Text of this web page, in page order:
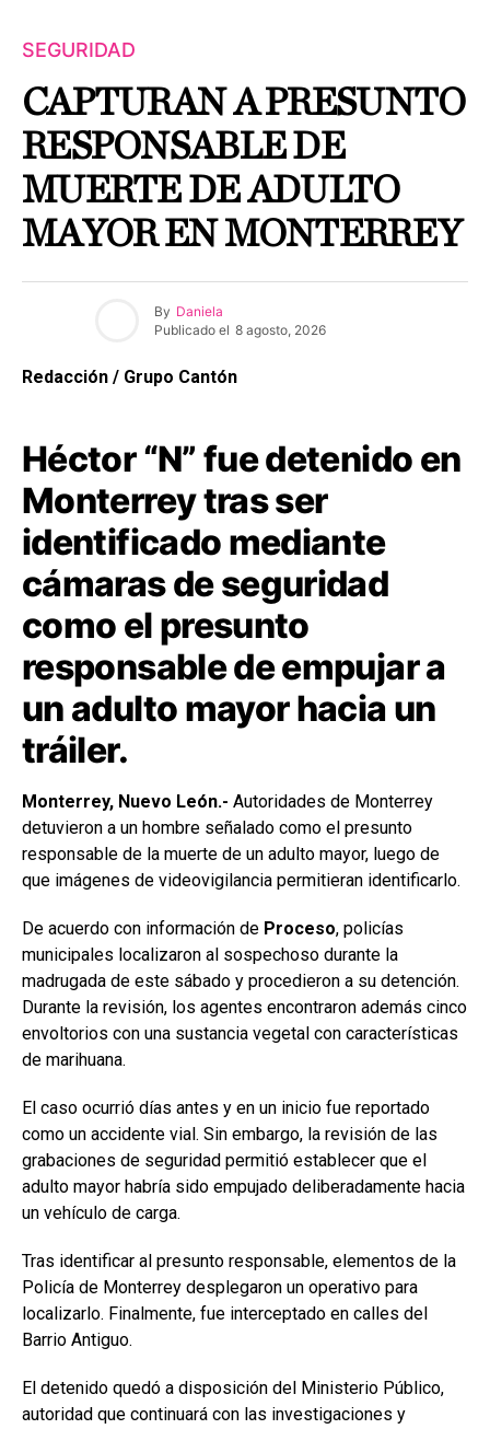
SEGURIDAD
CAPTURAN A PRESUNTO
RESPONSABLE DE
MUERTE DE ADULTO
MAYOR EN MONTERREY
By Daniela
Publicado el 8 agosto, 2026
Redacción / Grupo Cantón
Héctor “N” fue detenido en
Monterrey tras ser
identificado mediante
cámaras de seguridad
como el presunto
responsable de empujar a
un adulto mayor hacia un
tráiler.
Monterrey, Nuevo León.- Autoridades de Monterrey
detuvieron a un hombre señalado como el presunto
responsable de la muerte de un adulto mayor, luego de
que imágenes de videovigilancia permitieran identificarlo.
De acuerdo con información de Proceso, policías
municipales localizaron al sospechoso durante la
madrugada de este sábado y procedieron a su detención.
Durante la revisión, los agentes encontraron además cinco
envoltorios con una sustancia vegetal con características
de marihuana.
El caso ocurrió días antes y en un inicio fue reportado
como un accidente vial. Sin embargo, la revisión de las
grabaciones de seguridad permitió establecer que el
adulto mayor habría sido empujado deliberadamente hacia
un vehículo de carga.
Tras identificar al presunto responsable, elementos de la
Policía de Monterrey desplegaron un operativo para
localizarlo. Finalmente, fue interceptado en calles del
Barrio Antiguo.
El detenido quedó a disposición del Ministerio Público,
autoridad que continuará con las investigaciones y